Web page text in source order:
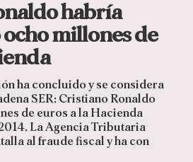
habría
millones de
ha concluido y se considera
SER: Cristiano Ronaldo
de euros a la Hacienda
La Agencia Tributaria
al fraude fiscal y ha con